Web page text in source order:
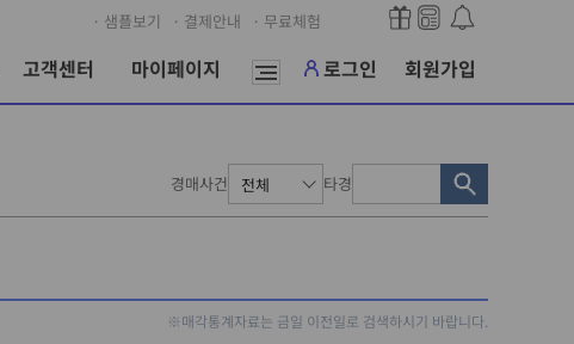
· 샘플보기 · 결제안내 · 무료체험
고객센터 마이페이지 로그인 회원가입
경매사건 타경
※매각통계자료는 금일 이전일로 검색하시기 바랍니다.